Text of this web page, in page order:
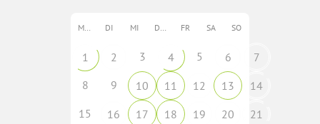
MO DI MI DO FR SA SO
1 2 3 4 5 6
7
8
9 10 11 12 13
14
15
16 17 18 19 20 21